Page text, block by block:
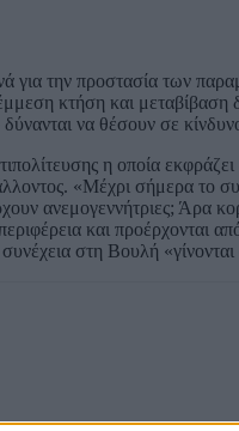
για την προστασία των
κτήση και μεταβίβαση
να θέσουν σε
η οποία
«Μέχρι σήμερα το
ανεμογεννήτριες; Άρα
και προέρχονται
στη Βουλή «γίνονται